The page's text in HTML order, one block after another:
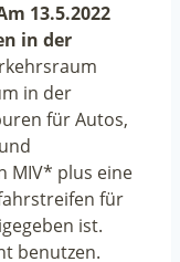
13.5.2022
in der
in der
für Autos,
MIV* plus eine
für
ist.
benutzen.